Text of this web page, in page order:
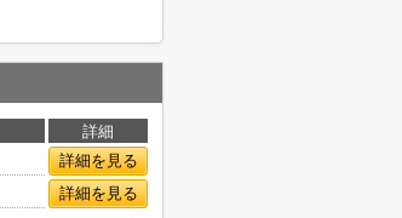
詳細
詳細を見る
詳細を見る